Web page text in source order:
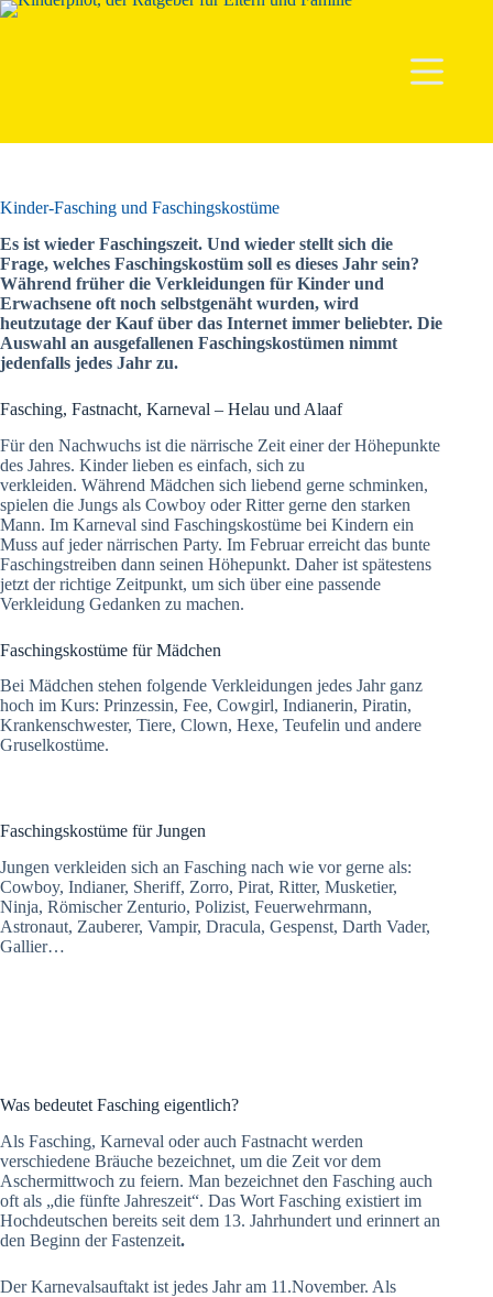
Zum
Kinder-Fasching und Faschingskostüme
Es ist wieder Faschingszeit. Und wieder stellt sich die
Frage, welches Faschingskostüm soll es dieses Jahr sein?
Während früher die Verkleidungen für Kinder und
Erwachsene oft noch selbstgenäht wurden, wird
heutzutage der Kauf über das Internet immer beliebter. Die
Auswahl an ausgefallenen Faschingskostümen nimmt
jedenfalls jedes Jahr zu.
Fasching, Fastnacht, Karneval – Helau und Alaaf
Für den Nachwuchs ist die närrische Zeit einer der Höhepunkte
des Jahres. Kinder lieben es einfach, sich zu
verkleiden. Während Mädchen sich liebend gerne schminken,
spielen die Jungs als Cowboy oder Ritter gerne den starken
Mann. Im Karneval sind Faschingskostüme bei Kindern ein
Muss auf jeder närrischen Party. Im Februar erreicht das bunte
Faschingstreiben dann seinen Höhepunkt. Daher ist spätestens
jetzt der richtige Zeitpunkt, um sich über eine passende
Verkleidung Gedanken zu machen.
Faschingskostüme für Mädchen
Bei Mädchen stehen folgende Verkleidungen jedes Jahr ganz
hoch im Kurs: Prinzessin, Fee, Cowgirl, Indianerin, Piratin,
Krankenschwester, Tiere, Clown, Hexe, Teufelin und andere
Gruselkostüme.
Faschingskostüme für Jungen
Jungen verkleiden sich an Fasching nach wie vor gerne als:
Cowboy, Indianer, Sheriff, Zorro, Pirat, Ritter, Musketier,
Ninja, Römischer Zenturio, Polizist, Feuerwehrmann,
Astronaut, Zauberer, Vampir, Dracula, Gespenst, Darth Vader,
Gallier…
Was bedeutet Fasching eigentlich?
Als Fasching, Karneval oder auch Fastnacht werden
verschiedene Bräuche bezeichnet, um die Zeit vor dem
Aschermittwoch zu feiern. Man bezeichnet den Fasching auch
oft als „die fünfte Jahreszeit“. Das Wort Fasching existiert im
Hochdeutschen bereits seit dem 13. Jahrhundert und erinnert an
den Beginn der Fastenzeit.
Der Karnevalsauftakt ist jedes Jahr am 11.November. Als